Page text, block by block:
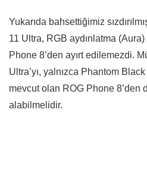
Yukarıda bahsettiğimiz
11 Ultra, RGB aydınlatma
Phone 8’den ayırt edilemezdi.
Ultra’yı, yalnızca Phantom
mevcut olan ROG Phone 8’den
alabilmelidir.